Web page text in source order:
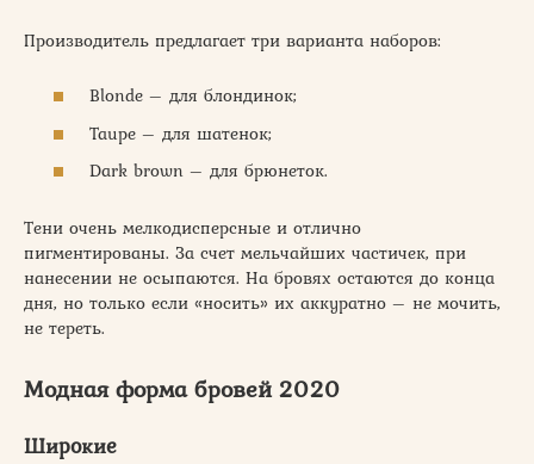
Производитель предлагает три варианта наборов:
Blonde – для блондинок;
Taupe – для шатенок;
Dark brown – для брюнеток.
Тени очень мелкодисперсные и отлично
пигментированы. За счет мельчайших частичек, при
нанесении не осыпаются. На бровях остаются до конца
дня, но только если «носить» их аккуратно – не мочить,
не тереть.
Модная форма бровей 2020
Широкие